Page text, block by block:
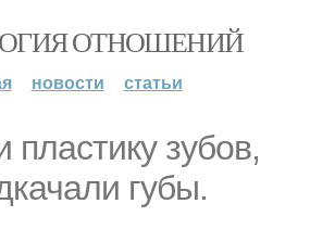
ОТНОШЕНИЙ
новости статьи
пластику зубов,
губы.